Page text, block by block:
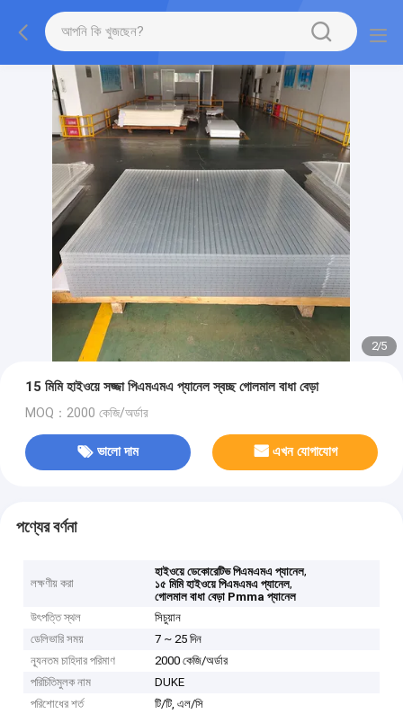
2/5
15 মিমি হাইওয়ে সজ্জা পিএমএমএ প্যানেল স্বচ্ছ গোলমাল বাধা বেড়া
MOQ：2000 কেজি/অর্ডার
ভালো দাম এখন যোগাযোগ
পণ্যের বর্ণনা
লক্ষণীয় করা
হাইওয়ে ডেকোরেটিভ পিএমএমএ প্যানেল,
১৫ মিমি হাইওয়ে পিএমএমএ প্যানেল,
গোলমাল বাধা বেড়া Pmma প্যানেল
উৎপত্তি স্থল
সিচুয়ান
ডেলিভারি সময়
7 ~ 25 দিন
ন্যূনতম চাহিদার পরিমাণ
2000 কেজি/অর্ডার
পরিচিতিমুলক নাম
DUKE
পরিশোধের শর্ত
টি/টি, এল/সি